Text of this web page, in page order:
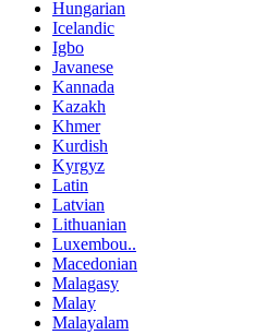
Hungarian
Icelandic
Igbo
Javanese
Kannada
Kazakh
Khmer
Kurdish
Kyrgyz
Latin
Latvian
Lithuanian
Luxembou..
Macedonian
Malagasy
Malay
Malayalam